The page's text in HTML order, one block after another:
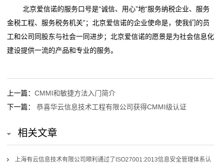
北京爱信诺的服务口号是“诚信、用心”地“服务纳税企业、服务
金税工程、服务税务机关”；北京爱信诺的企业使命是，使我们的员
工和公司同股东与社会一同进步；北京爱信诺的愿景是为社会信息化
建设提供一流的产品和专业的服务。
上一篇： CMMI和敏捷方法入门简介
下一篇： 恭喜华云信息技术工程有限公司获得CMMI级认证
相关文章
上海有云信息技术有限公司顺利通过了ISO27001:2013信息安全管理体系认